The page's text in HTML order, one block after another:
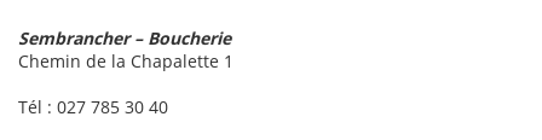
Sembrancher – Boucherie
Chemin de la Chapalette 1
Tél : 027 785 30 40